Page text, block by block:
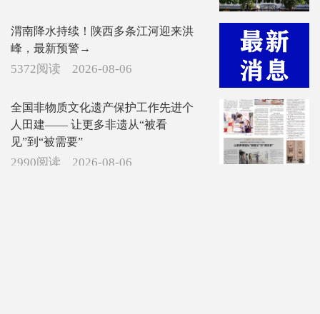
渭南降水持续！陕西多条江河迎来洪
峰，最新预警→
5372阅读 2026-08-06
全国非物质文化遗产保护工作先进个
人田建—— 让更多非遗从“被看
见”到“被需要”
2990阅读 2026-08-06